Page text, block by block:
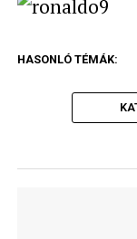
HASONLÓ TÉMÁK: